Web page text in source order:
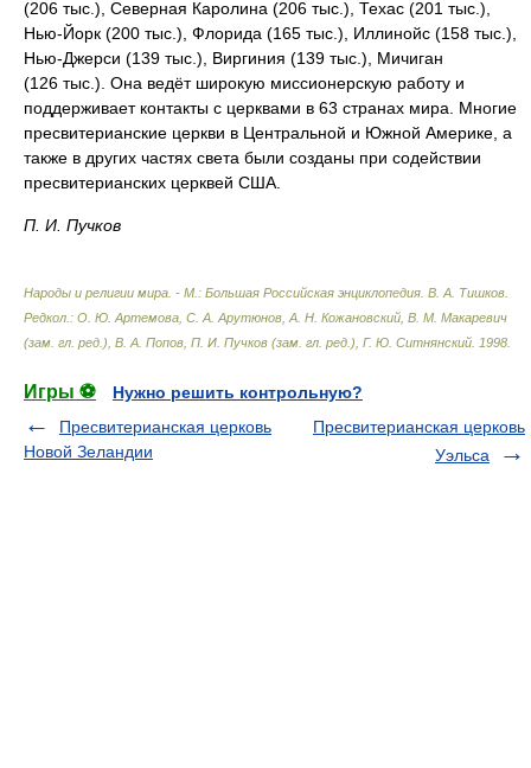
(206 тыс.), Северная Каролина (206 тыс.), Техас (201 тыс.),
Нью-Йорк (200 тыс.), Флорида (165 тыс.), Иллинойс (158 тыс.),
Нью-Джерси (139 тыс.), Виргиния (139 тыс.), Мичиган
(126 тыс.). Она ведёт широкую миссионерскую работу и
поддерживает контакты с церквами в 63 странах мира. Многие
пресвитерианские церкви в Центральной и Южной Америке, а
также в других частях света были созданы при содействии
пресвитерианских церквей США.
П. И. Пучков
Народы и религии мира. - М.: Большая Российская энциклопедия В. А. Тишков.
Редкол.: О. Ю. Артемова, С. А. Арутюнов, А. Н. Кожановский, В. М. Макаревич
(зам. гл. ред.), В. А. Попов, П. И. Пучков (зам. гл. ред.), Г. Ю. Ситнянский 1998
Игры ⚽
Нужно решить контрольную?
Пресвитерианская церковь
Новой Зеландии
Пресвитерианская церковь
Уэльса